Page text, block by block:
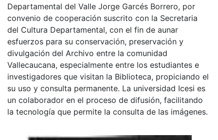
Departamental del Valle Jorge Garcés Borrero, por
convenio de cooperación suscrito con la Secretaria
del Cultura Departamental, con el fin de aunar
esfuerzos para su conservación, preservación y
divulgación del Archivo entre la comunidad
Vallecaucana, especialmente entre los estudiantes e
investigadores que visitan la Biblioteca, propiciando el
su uso y consulta permanente. La universidad Icesi es
un colaborador en el proceso de difusión, facilitando
la tecnología que permite la consulta de las imágenes.